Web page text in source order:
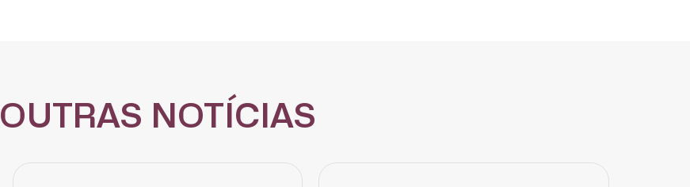
OUTRAS NOTÍCIAS
CADASTRE-SE
receba notícias da Fundação José Silveira em seu e-mail.